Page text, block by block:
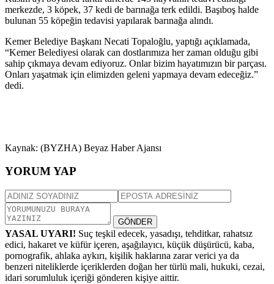
merkezde, 3 köpek, 37 kedi de barınağa terk edildi. Başıboş halde
bulunan 55 köpeğin tedavisi yapılarak barınağa alındı.
Kemer Belediye Başkanı Necati Topaloğlu, yaptığı açıklamada,
“Kemer Belediyesi olarak can dostlarımıza her zaman olduğu gibi
sahip çıkmaya devam ediyoruz. Onlar bizim hayatımızın bir parçası.
Onları yaşatmak için elimizden geleni yapmaya devam edeceğiz.”
dedi.
Kaynak: (BYZHA) Beyaz Haber Ajansı
YORUM YAP
GÖNDER
YASAL UYARI! Suç teşkil edecek, yasadışı, tehditkar, rahatsız
edici, hakaret ve küfür içeren, aşağılayıcı, küçük düşürücü, kaba,
pornografik, ahlaka aykırı, kişilik haklarına zarar verici ya da
benzeri niteliklerde içeriklerden doğan her türlü mali, hukuki, cezai,
idari sorumluluk içeriği gönderen kişiye aittir.